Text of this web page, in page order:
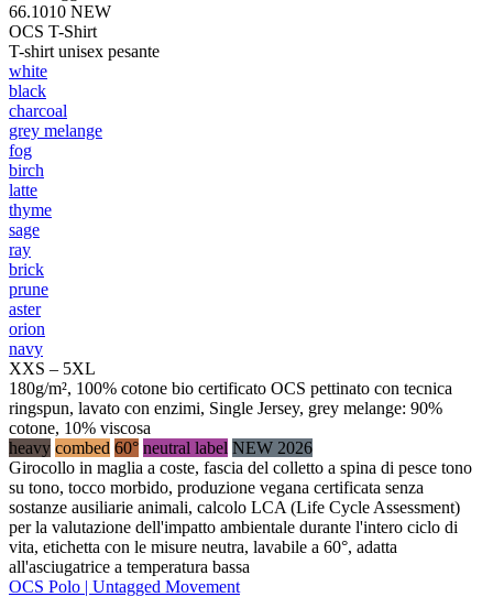
66.1010 NEW
OCS T-Shirt
T-shirt unisex pesante
white
black
charcoal
grey melange
fog
birch
latte
thyme
sage
ray
brick
prune
aster
orion
navy
XXS – 5XL
180g/m², 100% cotone bio certificato OCS pettinato con tecnica
ringspun, lavato con enzimi, Single Jersey, grey melange: 90%
cotone, 10% viscosa
heavy combed 60° neutral label NEW 2026
Girocollo in maglia a coste, fascia del colletto a spina di pesce tono
su tono, tocco morbido, produzione vegana certificata senza
sostanze ausiliarie animali, calcolo LCA (Life Cycle Assessment)
per la valutazione dell'impatto ambientale durante l'intero ciclo di
vita, etichetta con le misure neutra, lavabile a 60°, adatta
all'asciugatrice a temperatura bassa
OCS Polo | Untagged Movement